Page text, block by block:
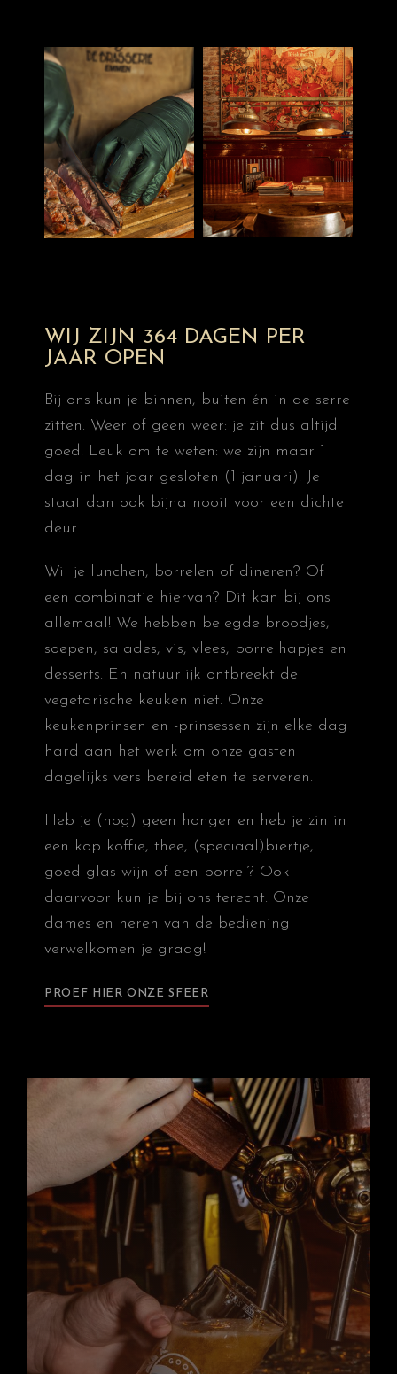
WIJ ZIJN 364 DAGEN PER
JAAR OPEN
Bij ons kun je binnen, buiten én in de serre
zitten. Weer of geen weer: je zit dus altijd
goed. Leuk om te weten: we zijn maar 1
dag in het jaar gesloten (1 januari). Je
staat dan ook bijna nooit voor een dichte
deur.
Wil je lunchen, borrelen of dineren? Of
een combinatie hiervan? Dit kan bij ons
allemaal! We hebben belegde broodjes,
soepen, salades, vis, vlees, borrelhapjes en
desserts. En natuurlijk ontbreekt de
vegetarische keuken niet. Onze
keukenprinsen en -prinsessen zijn elke dag
hard aan het werk om onze gasten
dagelijks vers bereid eten te serveren.
Heb je (nog) geen honger en heb je zin in
een kop koffie, thee, (speciaal)biertje,
goed glas wijn of een borrel? Ook
daarvoor kun je bij ons terecht. Onze
dames en heren van de bediening
verwelkomen je graag!
PROEF HIER ONZE SFEER